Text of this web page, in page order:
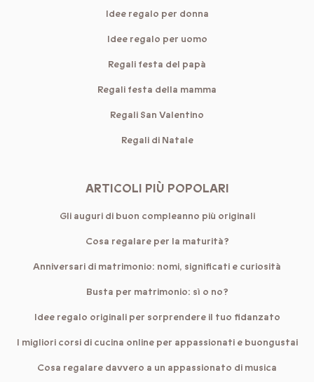
Idee regalo per donna
Idee regalo per uomo
Regali festa del papà
Regali festa della mamma
Regali San Valentino
Regali di Natale
ARTICOLI PIÙ POPOLARI
Gli auguri di buon compleanno più originali
Cosa regalare per la maturità?
Anniversari di matrimonio: nomi, significati e curiosità
Busta per matrimonio: sì o no?
Idee regalo originali per sorprendere il tuo fidanzato
I migliori corsi di cucina online per appassionati e buongustai
Cosa regalare davvero a un appassionato di musica